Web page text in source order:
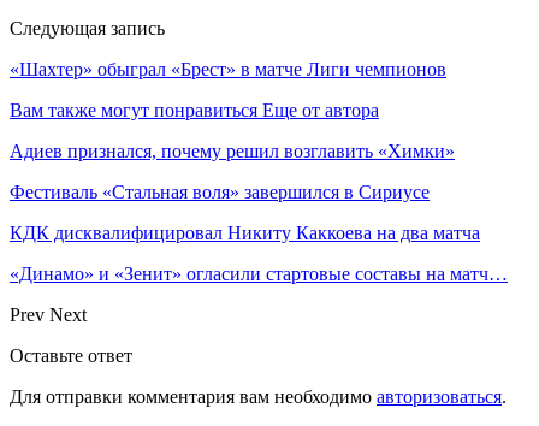
Следующая запись
«Шахтер» обыграл «Брест» в матче Лиги чемпионов
Вам также могут понравиться Еще от автора
Адиев признался, почему решил возглавить «Химки»
Фестиваль «Стальная воля» завершился в Сириусе
КДК дисквалифицировал Никиту Каккоева на два матча
«Динамо» и «Зенит» огласили стартовые составы на матч…
Prev Next
Оставьте ответ
Для отправки комментария вам необходимо авторизоваться.